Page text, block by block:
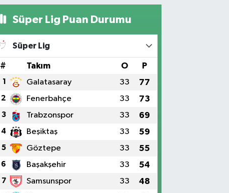
Süper Lig Puan Durumu
Süper Lig
# Takım O P
1 Galatasaray 33 77
2 Fenerbahçe 33 73
3 Trabzonspor 33 69
4 Beşiktaş 33 59
5 Göztepe 33 55
6 Başakşehir 33 54
7 Samsunspor 33 48